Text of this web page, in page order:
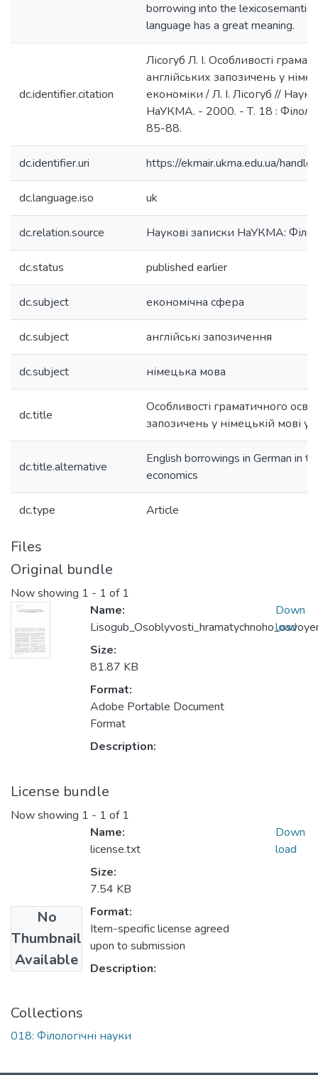
borrowing into the lexicosemantic
language has a great meaning.
dc.identifier.citation
Лісогуб Л. І. Особливості
англійських запозичень у
економіки / Л. І. Лісогуб //
НаУКМА. - 2000. - Т. 18 :
85-88.
dc.identifier.uri https://ekmair.ukma.edu.ua/
dc.language.iso uk
dc.relation.source Наукові записки НаУКМА:
dc.status published earlier
dc.subject економічна сфера
dc.subject англійські запозичення
dc.subject німецька мова
dc.title
Особливості граматичного
запозичень у німецькій мові у
dc.title.alternative
English borrowings in German in
economics
dc.type Article
Files
Original bundle
Now showing 1 - 1 of 1
Name:
Size:
81.87 KB
Format:
Adobe Portable Document
Format
Description:
Down
load
License bundle
Now showing 1 - 1 of 1
No
Thumbnail
Available
Name:
license.txt
Size:
7.54 KB
Format:
Item-specific license agreed
upon to submission
Description:
Down
load
Collections
018: Філологічні науки